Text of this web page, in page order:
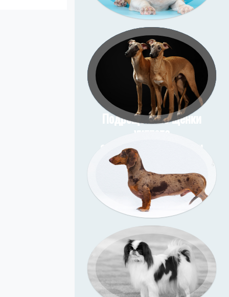
Подрощенные щенки
уиппета
съёмка в моей студии
Подрощенный щенок
таксы
Съёмка у меня (улица)